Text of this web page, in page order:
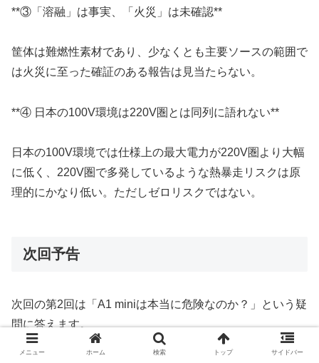
**③「溶融」は事実、「火災」は未確認**
筐体は難燃性素材であり、少なくとも主要ソースの範囲で
は火災に至った確証のある報告は見当たらない。
**④ 日本の100V環境は220V圏とは同列に語れない**
日本の100V環境では仕様上の最大電力が220V圏より大幅
に低く、220V圏で多発しているような熱暴走リスクは原
理的にかなり低い。ただしゼロリスクではない。
次回予告
次回の第2回は「A1 miniは本当に危険なのか？」という疑
問に答えます。
メニュー ホーム 検索 トップ サイドバー